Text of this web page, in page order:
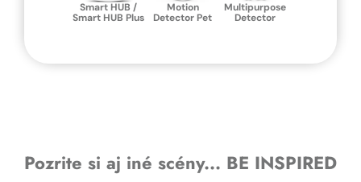
Smart HUB /
Smart HUB Plus
Motion
Detector Pet
Multipurpose
Detector
Pozrite si aj iné scény... BE INSPIRED